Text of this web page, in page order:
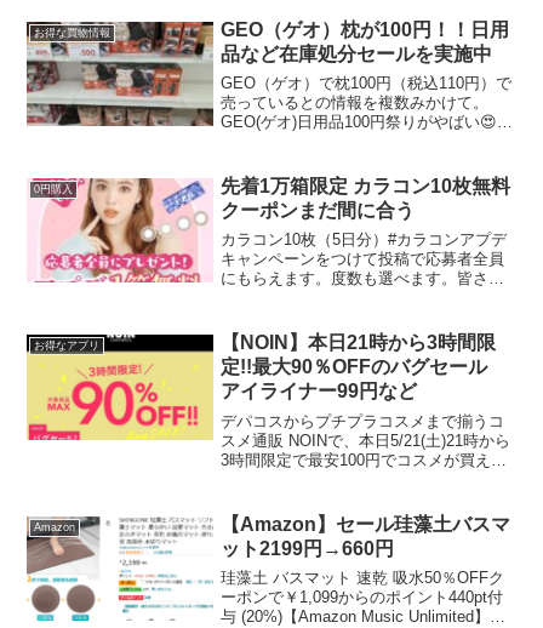
お得な買物情報
GEO（ゲオ）枕が100円！！日用
品など在庫処分セールを実施中
GEO（ゲオ）で枕100円（税込110円）で
売っているとの情報を複数みかけて。
GEO(ゲオ)日用品100円祭りがやばい😍枕
ら教えて😆🙌 pic.twitter.c...
0円購入
先着1万箱限定 カラコン10枚無料
クーポンまだ間に合う
カラコン10枚（5日分）#カラコンアプデ
キャンペーンをつけて投稿で応募者全員
にもらえます。度数も選べます。皆さん
①Twitter、Instagram、TikTokいずれか...
お得なアプリ
【NOIN】本日21時から3時間限
定!!最大90％OFFのバグセール
アイライナー99円など
デパコスからプチプラコスメまで揃うコ
スメ通販 NOINで、本日5/21(土)21時から
3時間限定で最安100円でコスメが買える
あって楽しい♪購入時に招待コードを入
力...
Amazon
【Amazon】セール珪藻土バスマ
ット2199円→660円
珪藻土 バスマット 速乾 吸水50％OFFク
ーポンで￥1,099からのポイント440pt付
与 (20%)【Amazon Music Unlimited】月